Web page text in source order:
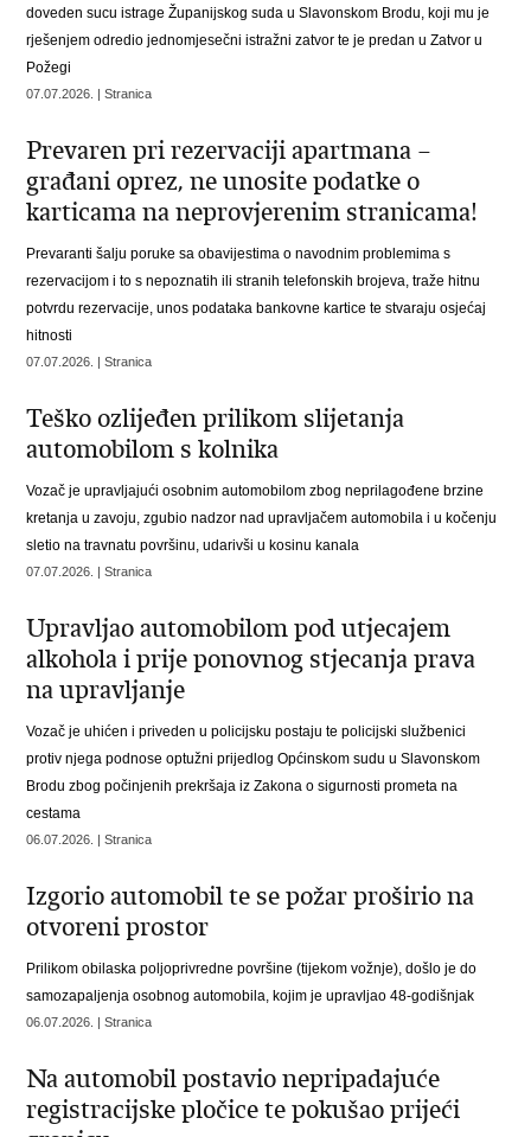
doveden sucu istrage Županijskog suda u Slavonskom Brodu, koji mu je
rješenjem odredio jednomjesečni istražni zatvor te je predan u Zatvor u
Požegi
07.07.2026. | Stranica
Prevaren pri rezervaciji apartmana –
građani oprez, ne unosite podatke o
karticama na neprovjerenim stranicama!
Prevaranti šalju poruke sa obavijestima o navodnim problemima s
rezervacijom i to s nepoznatih ili stranih telefonskih brojeva, traže hitnu
potvrdu rezervacije, unos podataka bankovne kartice te stvaraju osjećaj
hitnosti
07.07.2026. | Stranica
Teško ozlijeđen prilikom slijetanja
automobilom s kolnika
Vozač je upravljajući osobnim automobilom zbog neprilagođene brzine
kretanja u zavoju, zgubio nadzor nad upravljačem automobila i u kočenju
sletio na travnatu površinu, udarivši u kosinu kanala
07.07.2026. | Stranica
Upravljao automobilom pod utjecajem
alkohola i prije ponovnog stjecanja prava
na upravljanje
Vozač je uhićen i priveden u policijsku postaju te policijski službenici
protiv njega podnose optužni prijedlog Općinskom sudu u Slavonskom
Brodu zbog počinjenih prekršaja iz Zakona o sigurnosti prometa na
cestama
06.07.2026. | Stranica
Izgorio automobil te se požar proširio na
otvoreni prostor
Prilikom obilaska poljoprivredne površine (tijekom vožnje), došlo je do
samozapaljenja osobnog automobila, kojim je upravljao 48-godišnjak
06.07.2026. | Stranica
Na automobil postavio nepripadajuće
registracijske pločice te pokušao prijeći